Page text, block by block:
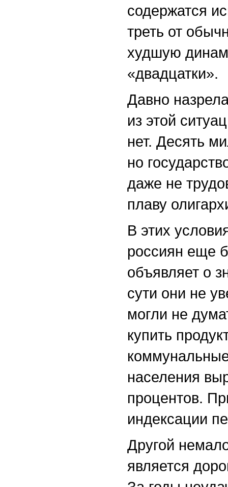
содержатся
треть от
худшую
«двадцатки».
Давно
из этой
нет. Десять
но
даже не
плаву
В этих
россиян еще
объявляет о
сути они не
могли не
купить
населения
процентов.
индексации
Другой
является